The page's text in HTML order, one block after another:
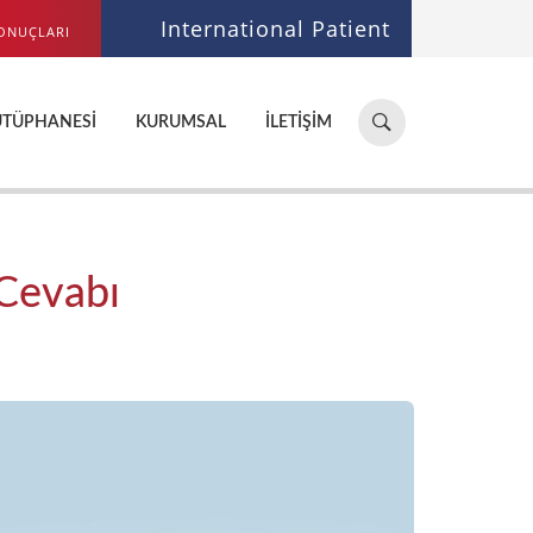
International Patient
Hastane,
doktor,
ara...
KURUMSAL İLETIŞIM